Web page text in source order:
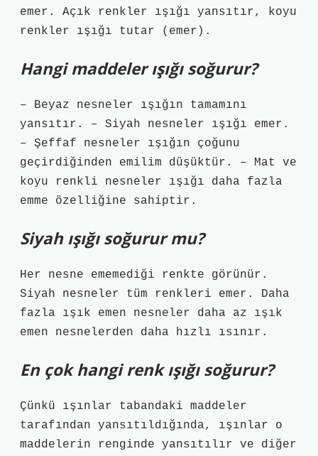
emer. Açık renkler ışığı yansıtır, koyu
renkler ışığı tutar (emer).
Hangi maddeler ışığı soğurur?
– Beyaz nesneler ışığın tamamını
yansıtır. – Siyah nesneler ışığı emer.
– Şeffaf nesneler ışığın çoğunu
geçirdiğinden emilim düşüktür. – Mat ve
koyu renkli nesneler ışığı daha fazla
emme özelliğine sahiptir.
Siyah ışığı soğurur mu?
Her nesne ememediği renkte görünür.
Siyah nesneler tüm renkleri emer. Daha
fazla ışık emen nesneler daha az ışık
emen nesnelerden daha hızlı ısınır.
En çok hangi renk ışığı soğurur?
Çünkü ışınlar tabandaki maddeler
tarafından yansıtıldığında, ışınlar o
maddelerin renginde yansıtılır ve diğer